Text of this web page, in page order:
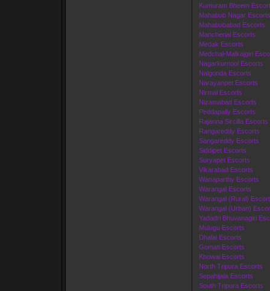
Kumuram Bheem
Mahabub Nagar Escorts
Mahabubabad Escorts
Mancherial Escorts
Medak Escorts
Medchal-Malkajgiri
Nagarkurnool Escorts
Nalgonda Escorts
Narayanpet Escorts
Nirmal Escorts
Nizamabad Escorts
Peddapally Escorts
Rajanna Sircilla Escorts
Rangareddy Escorts
Sangareddy Escorts
Siddipet Escorts
Suryapet Escorts
Vikarabad Escorts
Wanaparthy Escorts
Warangal Escorts
Warangal (Rural)
Warangal (Urban)
Yadadri Bhuvanagiri
Mulugu Escorts
Dhalai Escorts
Gomati Escorts
Khowai Escorts
North Tripura Escorts
Sepahijala Escorts
South Tripura Escorts